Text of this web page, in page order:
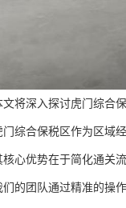
文将深入探讨虎门综合
门综合保税区作为区域
核心优势在于简化通关
们的团队通过精准的操